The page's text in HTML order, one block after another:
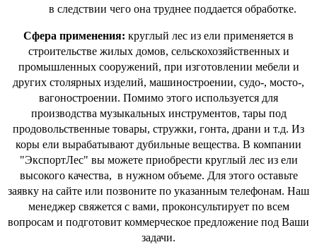
в следствии чего она труднее поддается обработке.
Сфера применения: круглый лес из ели применяется в
строительстве жилых домов, сельскохозяйственных и
промышленных сооружений, при изготовлении мебели и
других столярных изделий, машиностроении, судо-, мосто-,
вагоностроении. Помимо этого используется для
производства музыкальных инструментов, тары под
продовольственные товары, стружки, гонта, драни и т.д. Из
коры ели вырабатывают дубильные вещества. В компании
"ЭкспортЛес" вы можете приобрести круглый лес из ели
высокого качества, в нужном объеме. Для этого оставьте
заявку на сайте или позвоните по указанным телефонам. Наш
менеджер свяжется с вами, проконсультирует по всем
вопросам и подготовит коммерческое предложение под Ваши
задачи.